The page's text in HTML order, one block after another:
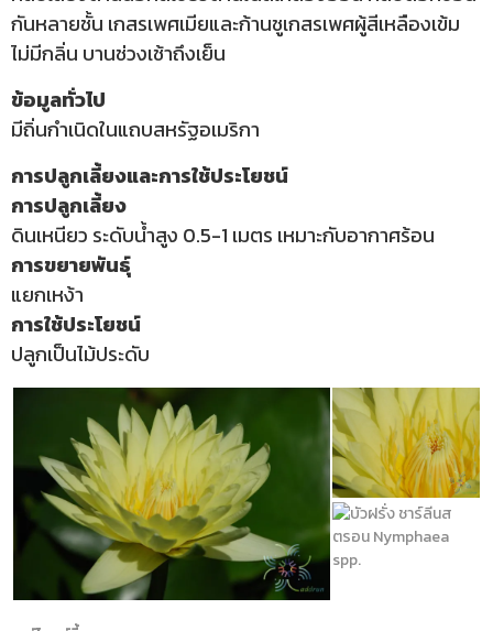
กันหลายชั้น เกสรเพศเมียและก้านชูเกสรเพศผู้สีเหลืองเข้ม
ไม่มีกลิ่น บานช่วงเช้าถึงเย็น
ข้อมูลทั่วไป
มีถิ่นกำเนิดในแถบสหรัฐอเมริกา
การปลูกเลี้ยงและการใช้ประโยชน์
การปลูกเลี้ยง
ดินเหนียว ระดับน้ำสูง 0.5-1 เมตร เหมาะกับอากาศร้อน
การขยายพันธุ์
แยกเหง้า
การใช้ประโยชน์
ปลูกเป็นไม้ประดับ